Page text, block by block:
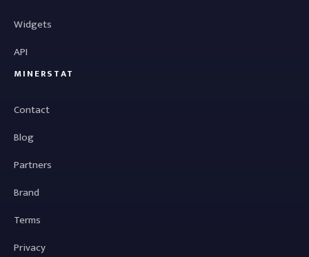
Widgets
API
MINERSTAT
Contact
Blog
Partners
Brand
Terms
Privacy